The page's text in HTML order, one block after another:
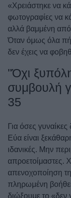
«Χρειάστηκε να
φωτογραφίες να
αλλά βαμμένη από
Όταν όμως όλα
δεν έχεις να
"Όχι
συμβουλή
35
Για όσες
Εύα είναι
ιδανικές. Μην
απροετοίμαστες.
απενοχοποίηση
πληρωμένη
διώξουμε το «δεν